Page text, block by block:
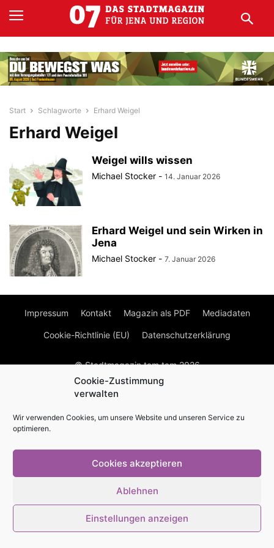
Cookie-Zustimmung
verwalten
Wir verwenden Cookies, um unsere Website und unseren Service zu
optimieren.
Cookies akzeptieren
Ablehnen
Einstellungen anzeigen
Start Schlagworte Erhard Weigel
Erhard Weigel
Weigel wills wissen
Michael Stocker - 14. Januar 2026
Erhard Weigel und sein Wirken in
Jena
Michael Stocker - 7. Januar 2026
Impressum Kontakt Magazin als PDF Mediadaten
Cookie-Richtlinie (EU) Datenschutzerklärung
© Stadtmagazin tam.tam 2026